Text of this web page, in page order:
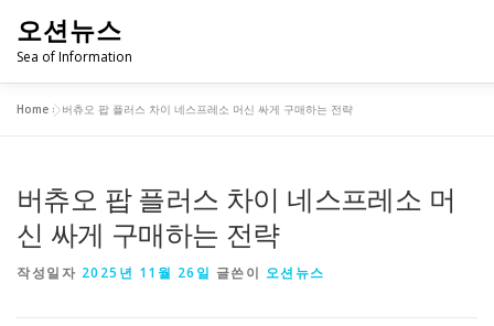
오션뉴스
Sea of Information
Home »버츄오 팝 플러스 차이 네스프레소 머신 싸게 구매하는 전략
버츄오 팝 플러스 차이 네스프레소 머
신 싸게 구매하는 전략
작성일자 2025년 11월 26일 글쓴이 오션뉴스